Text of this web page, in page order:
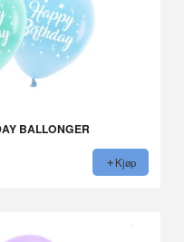
BALLONGER
Kjøp